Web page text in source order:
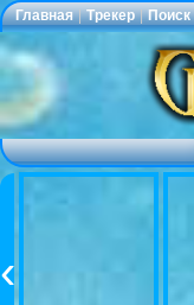
Главная | Трекер | Поиск